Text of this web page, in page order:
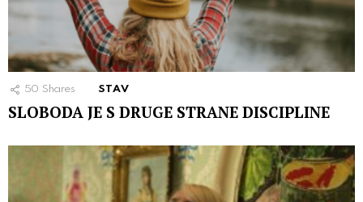
50 Shares STAV
SLOBODA JE S DRUGE STRANE DISCIPLINE